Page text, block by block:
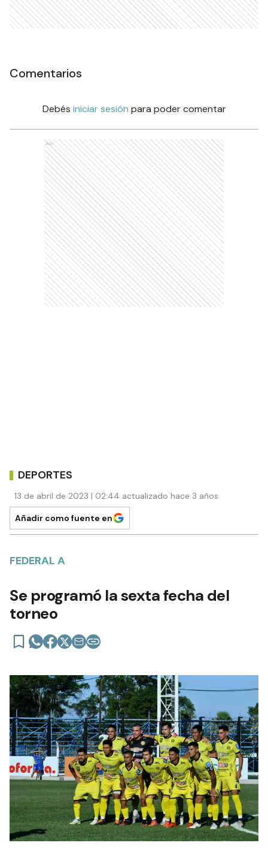
Comentarios
Debés iniciar sesión para poder comentar
Ads
DEPORTES
13 de abril de 2023 | 02:44 actualizado hace 3 años
Añadir como fuente en
FEDERAL A
Se programó la sexta fecha del
torneo